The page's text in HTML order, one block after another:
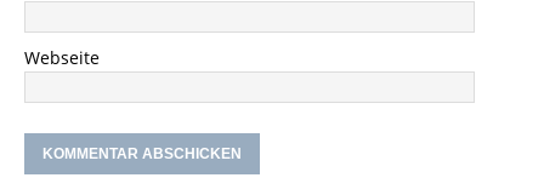
Webseite